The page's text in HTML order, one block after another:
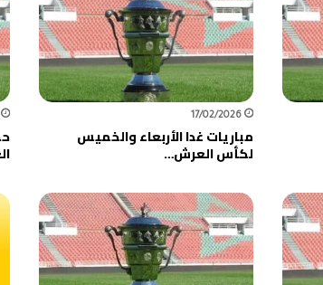
17/02/2026
مباريات غدا الأربعاء والخميس
لكأس العرش…